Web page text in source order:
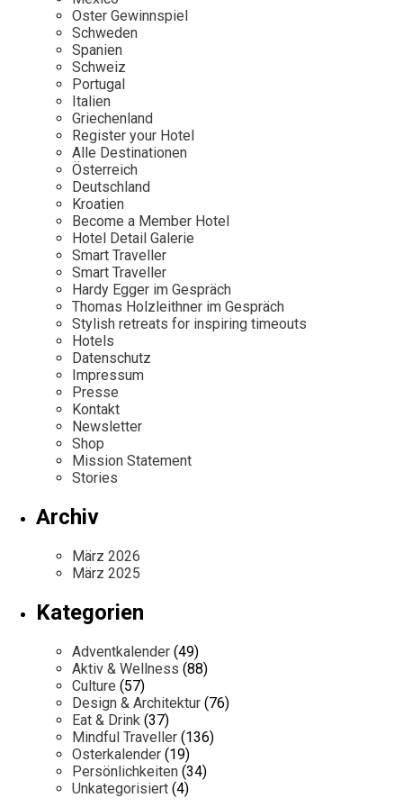
Mexico
Niederlande
Österreich
Portugal
Schweden
Spanien
Schweiz
Persönlichkeiten
Our Story
Career
Kontakt
Impressum
Oster Gewinnspiel
Schweden
Spanien
Schweiz
Portugal
Italien
Griechenland
Register your Hotel
Alle Destinationen
Österreich
Deutschland
Kroatien
Become a Member Hotel
Hotel Detail Galerie
Smart Traveller
Smart Traveller
Hardy Egger im Gespräch
Thomas Holzleithner im Gespräch
Stylish retreats for inspiring timeouts
Hotels
Datenschutz
Impressum
Presse
Kontakt
Newsletter
Shop
Mission Statement
Stories
Archiv
März 2026
März 2025
Kategorien
Adventkalender (49)
Aktiv & Wellness (88)
Culture (57)
Design & Architektur (76)
Eat & Drink (37)
Mindful Traveller (136)
Osterkalender (19)
Persönlichkeiten (34)
Unkategorisiert (4)